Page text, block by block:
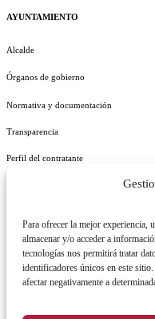
Para ofrecer la mejor experiencia,
almacenar y/o acceder a
tecnologías nos permitirá tratar
identificadores únicos en este
afectar negativamente a
AYUNTAMIENTO
Alcalde
Órganos de gobierno
Normativa y documentación
Transparencia
Perfil del contratante